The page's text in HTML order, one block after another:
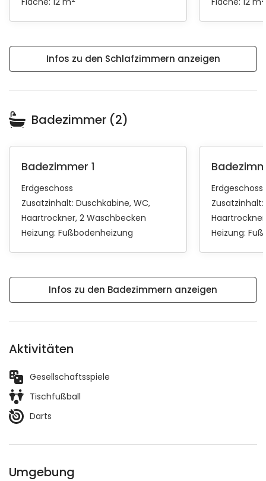
Infos zu den Schlafzimmern anzeigen
Badezimmer (2)
Badezimmer 1
Erdgeschoss
Zusatzinhalt: Duschkabine WC
Haartrockner 2 Waschbecken
Heizung: Fußbodenheizung
Erdgeschoss
Zusatzinhalt:
Haartrockner
Heizung:
Infos zu den Badezimmern anzeigen
Aktivitäten
Gesellschaftsspiele
Tischfußball
Darts
Umgebung